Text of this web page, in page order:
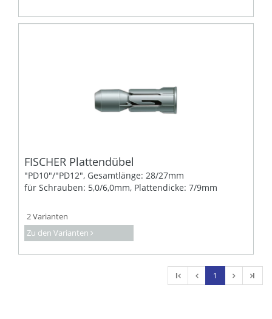
FISCHER Plattendübel
"PD10"/"PD12", Gesamtlänge: 28/27mm
für Schrauben: 5,0/6,0mm, Plattendicke: 7/9mm
2 Varianten
Zu den Varianten
l 1 l